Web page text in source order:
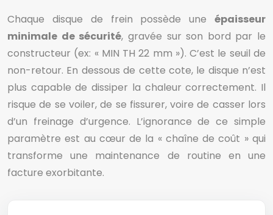
Chaque disque de frein possède une épaisseur
minimale de sécurité, gravée sur son bord par le
constructeur (ex: « MIN TH 22 mm »). C’est le seuil de
non-retour. En dessous de cette cote, le disque n’est
plus capable de dissiper la chaleur correctement. Il
risque de se voiler, de se fissurer, voire de casser lors
d’un freinage d’urgence. L’ignorance de ce simple
paramètre est au cœur de la « chaîne de coût » qui
transforme une maintenance de routine en une
facture exorbitante.